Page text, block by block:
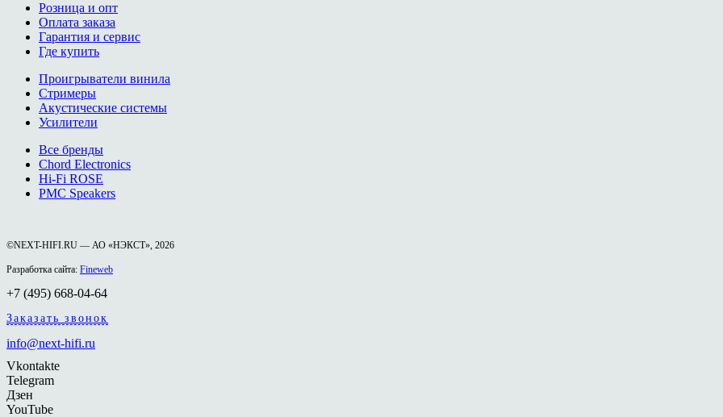
Розница и опт
Оплата заказа
Гарантия и сервис
Где купить
Проигрыватели винила
Стримеры
Акустические системы
Усилители
Все бренды
Chord Electronics
Hi-Fi ROSE
PMC Speakers
©NEXT-HIFI.RU — АО «НЭКСТ», 2026
Разработка сайта: Fineweb
+7 (495) 668-04-64
Заказать звонок
info@next-hifi.ru
Vkontakte
Telegram
Дзен
YouTube